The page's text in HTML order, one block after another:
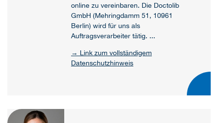
online zu vereinbaren. Die Doctolib
GmbH (Mehringdamm 51, 10961
Berlin) wird für uns als
Auftragsverarbeiter tätig. ...
→ Link zum vollständigem
Datenschutzhinweis